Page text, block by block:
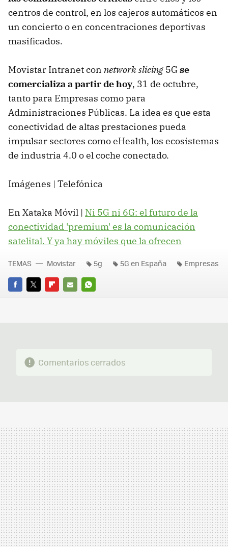
centros de control, en los cajeros automáticos en
un concierto o en concentraciones deportivas
masificados.
Movistar Intranet con network slicing 5Gse
comercializa a partir de hoy, 31 de octubre,
tanto para Empresas como para
Administraciones Públicas. La idea es que esta
conectividad de altas prestaciones pueda
impulsar sectores como eHealth, los ecosistemas
de industria 4.0 o el coche conectado.
Imágenes | Telefónica
En Xataka Móvil | Ni 5G ni 6G: el futuro de la
conectividad 'premium' es la comunicación
satelital. Y ya hay móviles que la ofrecen
FACEBOOK
TWITTERFLIPBOARD
E-
WHATSAPP
TEMAS Movistar 5g 5G en España Empresas
Comentarios cerrados